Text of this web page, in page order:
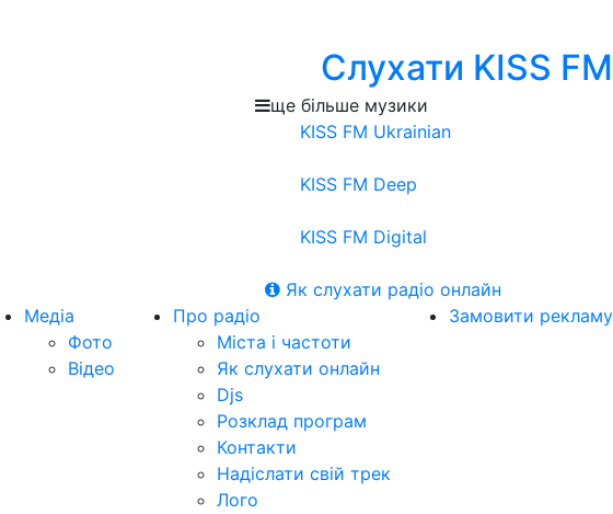
Слухати KISS FM
ще більше музики
KISS FM Ukrainian
KISS FM Deep
KISS FM Digital
Як слухати радіо онлайн
Медіа
Фото
Відео
Про радіо
Міста і частоти
Як слухати онлайн
Djs
Розклад програм
Контакти
Надіслати свій трек
Лого
Замовити рекламу